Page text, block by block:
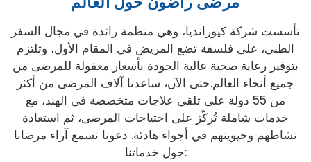
تأسست شركة كيورانديا، وهي منظمة رائدة في مجال السفر
الطبي، على فلسفة تضع المريض في المقام الأول، وتلتزم
بتوفير رعاية صحية عالية الجودة بأسعار معقولة للمرضى من
جميع أنحاء العالم.حتى الآن، ساعدنا آلاف المرضى من أكثر
من 55 دولة على تلقي علاجات متخصصة في الهند، مع
خدمات شاملة تُركّز على احتياجات المرضى، ثم استعادة
نشاطهم وحيويتهم في أجواء هادئة. دعونا نسمع آراء مرضانا
حول خدماتنا: